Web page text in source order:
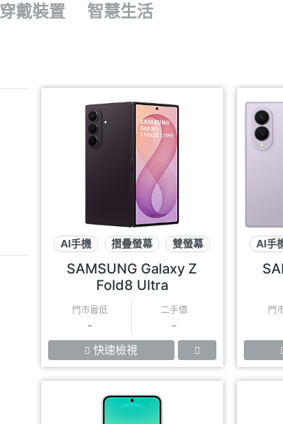
穿戴裝置 智慧生活
AI手機 摺疊螢幕 雙螢幕
SAMSUNG Galaxy Z
Fold8 Ultra
門市最低
-
二手價
-
快速檢視
AI手
門